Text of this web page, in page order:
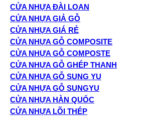
CỬA NHỰA ĐÀI LOAN
CỬA NHỰA GIẢ GỖ
CỬA NHỰA GIÁ RẺ
CỬA NHỰA GỖ COMPOSITE
CỬA NHỰA GỖ COMPOSTE
CỬA NHỰA GỖ GHÉP THANH
CỬA NHỰA GỖ SUNG YU
CỬA NHỰA GỖ SUNGYU
CỬA NHỰA HÀN QUỐC
CỬA NHỰA LÕI THÉP